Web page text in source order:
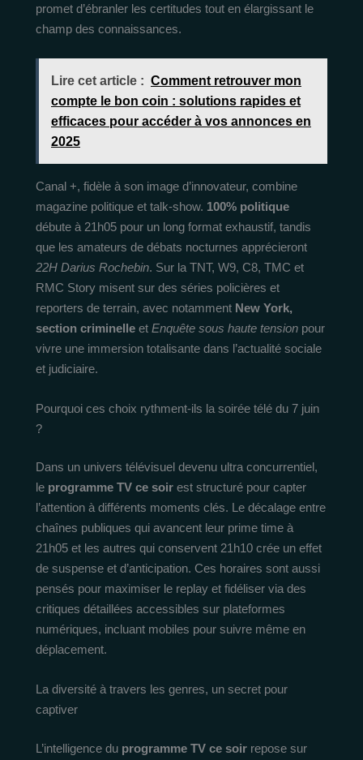
promet d’ébranler les certitudes tout en élargissant le
champ des connaissances.
Lire cet article : Comment retrouver mon
compte le bon coin : solutions rapides et
efficaces pour accéder à vos annonces en
2025
Canal +, fidèle à son image d’innovateur, combine
magazine politique et talk-show. 100% politique
débute à 21h05 pour un long format exhaustif, tandis
que les amateurs de débats nocturnes apprécieront
22H Darius Rochebin. Sur la TNT, W9, C8, TMC et
RMC Story misent sur des séries policières et
reporters de terrain, avec notamment New York,
section criminelle et Enquête sous haute tension pour
vivre une immersion totalisante dans l’actualité sociale
et judiciaire.
Pourquoi ces choix rythment-ils la soirée télé du 7 juin
?
Dans un univers télévisuel devenu ultra concurrentiel,
le programme TV ce soir est structuré pour capter
l’attention à différents moments clés. Le décalage entre
chaînes publiques qui avancent leur prime time à
21h05 et les autres qui conservent 21h10 crée un effet
de suspense et d’anticipation. Ces horaires sont aussi
pensés pour maximiser le replay et fidéliser via des
critiques détaillées accessibles sur plateformes
numériques, incluant mobiles pour suivre même en
déplacement.
La diversité à travers les genres, un secret pour
captiver
L’intelligence du programme TV ce soir repose sur